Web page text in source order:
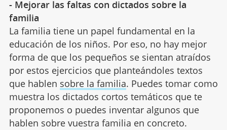
- Mejorar las faltas con dictados sobre la
familia
La familia tiene un papel fundamental en la
educación de los niños. Por eso, no hay mejor
forma de que los pequeños se sientan atraídos
por estos ejercicios que planteándoles textos
que hablen sobre la familia. Puedes tomar como
muestra los dictados cortos temáticos que te
proponemos o puedes inventar algunos que
hablen sobre vuestra familia en concreto.